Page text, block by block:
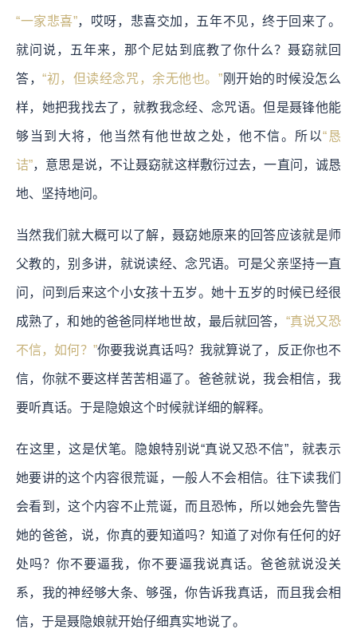
“一家悲喜”，哎呀，悲喜交加，五年不见，终于回来了。
就问说，五年来，那个尼姑到底教了你什么？聂窈就回
答，“初，但读经念咒，余无他也。”刚开始的时候没怎么
样，她把我找去了，就教我念经、念咒语。但是聂锋他能
够当到大将，他当然有他世故之处，他不信。所以“恳
诘”，意思是说，不让聂窈就这样敷衍过去，一直问，诚恳
地、坚持地问。
当然我们就大概可以了解，聂窈她原来的回答应该就是师
父教的，别多讲，就说读经、念咒语。可是父亲坚持一直
问，问到后来这个小女孩十五岁。她十五岁的时候已经很
成熟了，和她的爸爸同样地世故，最后就回答， “真说又恐
不信，如何？”你要我说真话吗？我就算说了，反正你也不
信，你就不要这样苦苦相逼了。爸爸就说，我会相信，我
要听真话。于是隐娘这个时候就详细的解释。
在这里，这是伏笔。隐娘特别说“真说又恐不信”，就表示
她要讲的这个内容很荒诞，一般人不会相信。 往下读我们
会看到，这个内容不止荒诞，而且恐怖，所以她会先警告
她的爸爸，说，你真的要知道吗？知道了对你有任何的好
处吗？你不要逼我，你不要逼我说真话。爸爸就说没关
系，我的神经够大条、够强，你告诉我真话，而且我会相
信，于是聂隐娘就开始仔细真实地说了。